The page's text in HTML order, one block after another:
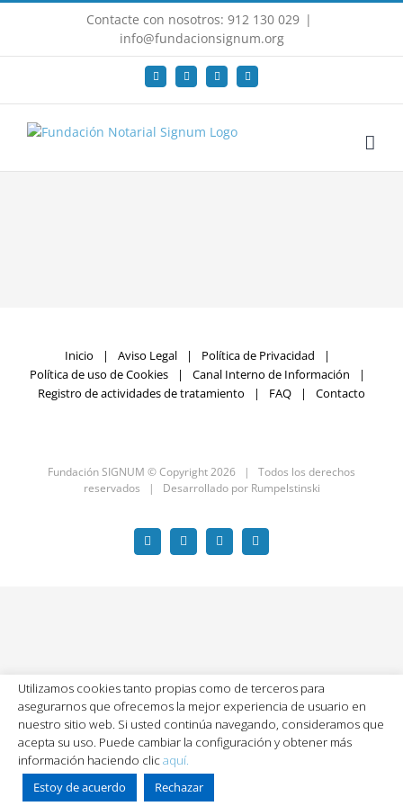
Saltar
Contacte con nosotros: 912 130 029 |
info@fundacionsignum.org
Facebook
X LinkedInYouTube
Inicio Aviso Legal
Política de Privacidad
Política de uso de Cookies
Canal Interno de Información
Registro de actividades de tratamiento
FAQ Contacto
Fundación SIGNUM © Copyright2026 | Todos los derechos
reservados | Desarrollado por Rumpelstinski
Facebook
X LinkedInYouTube
Utilizamos cookies tanto propias como de terceros para
asegurarnos que ofrecemos la mejor experiencia de usuario en
nuestro sitio web. Si usted continúa navegando, consideramos que
acepta su uso. Puede cambiar la configuración y obtener más
información haciendo clicaquí.
Estoy de acuerdo
Rechazar